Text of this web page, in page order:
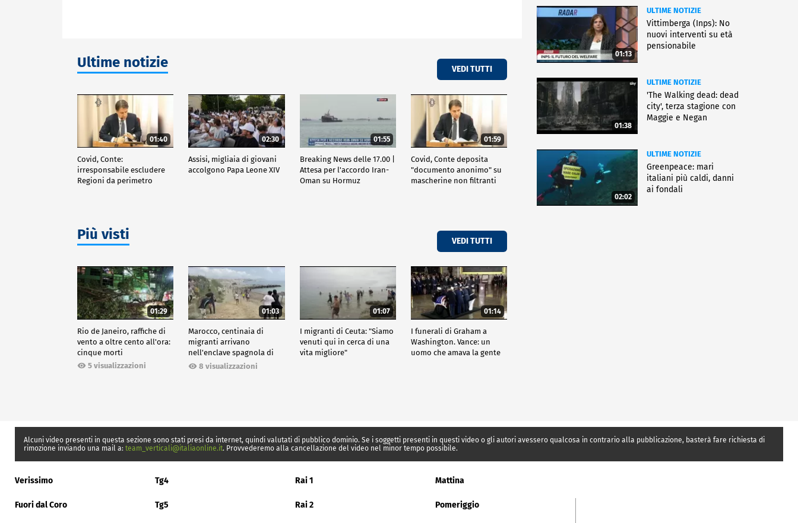
Ultime notizie VEDI TUTTI
01:40
Covid, Conte:
irresponsabile escludere
Regioni da perimetro
02:30
Assisi, migliaia di giovani
accolgono Papa Leone XIV
01:55
Breaking News delle 17.00 |
Attesa per l'accordo Iran-
Oman su Hormuz
01:59
Covid, Conte deposita
"documento anonimo" su
mascherine non filtranti
Più visti VEDI TUTTI
01:29
Rio de Janeiro, raffiche di
vento a oltre cento all'ora:
cinque morti
5 visualizzazioni
01:03
Marocco, centinaia di
migranti arrivano
nell'enclave spagnola di
Ceuta8 visualizzazioni
01:07
I migranti di Ceuta: "Siamo
venuti qui in cerca di una
vita migliore"
01:14
I funerali di Graham a
Washington. Vance: un
uomo che amava la gente
01:13
ULTIME NOTIZIE
Vittimberga (Inps): No
nuovi interventi su età
pensionabile
01:38
ULTIME NOTIZIE
'The Walking dead: dead
city', terza stagione con
Maggie e Negan
02:02
ULTIME NOTIZIE
Greenpeace: mari
italiani più caldi, danni
ai fondali
Alcuni video presenti in questa sezione sono stati presi da internet, quindi valutati di pubblico dominio. Se i soggetti presenti in questi video o gli autori avessero qualcosa in contrario alla pubblicazione, basterà fare richiesta di
rimozione inviando una mail a: team_verticali@italiaonline.it. Provvederemo alla cancellazione del video nel minor tempo possibile.
Verissimo Tg4 Rai 1 Mattina
Fuori dal Coro Tg5 Rai 2 Pomeriggio